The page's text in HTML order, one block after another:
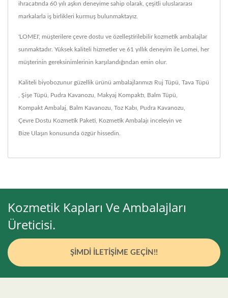
ihracatında 60 yılı aşkın deneyime sahip olarak, çeşitli uluslararası
markalarla iş birlikleri kurmuş bulunmaktayız.
'LOMEI', müşterilere çevre dostu ve özelleştirilebilir kozmetik ambalajlar
sunmaktadır. Yüksek kaliteli hizmetler ve 61 yıllık deneyim ile Lomei, her
müşterinin gereksinimlerinin karşılandığından emin olur.
Kaliteli biyobozunur güzellik ürünü ambalajlarımızı Ruj Tüpü, Tava Tüpü
, Şişe Tüpü, Pudra Kavanozu, Makyaj Kompaktı, Balm Tüpü,
Kompakt Ambalaj, Balm Kavanozu, Toz Kabı, Pudra Kavanozu,
Çevre Dostu Kozmetik Paketi, Kozmetik Ambalajı inceleyin ve
Bize Ulaşın konusunda özgür hissedin.
Kozmetik Kapları Ve Ambalajları
Üreticisi.
ŞIMDI İLETIŞIME GEÇIN!!